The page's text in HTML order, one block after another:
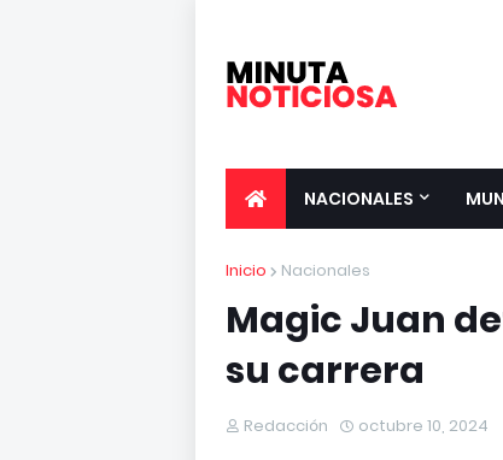
NACIONALES
Inicio Nacionales
Magic Juan
su carrera
Redacción octubre 10, 2024